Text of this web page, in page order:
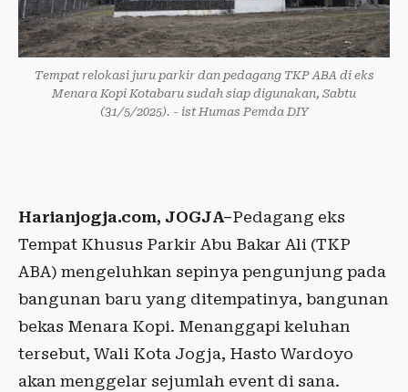
Tempat relokasi juru parkir dan pedagang TKP ABA di eks
Menara Kopi Kotabaru sudah siap digunakan, Sabtu
(31/5/2025). - ist Humas Pemda DIY
Harianjogja.com, JOGJA–Pedagang eks
Tempat Khusus Parkir Abu Bakar Ali (TKP
ABA) mengeluhkan sepinya pengunjung pada
bangunan baru yang ditempatinya, bangunan
bekas Menara Kopi. Menanggapi keluhan
tersebut, Wali Kota Jogja, Hasto Wardoyo
akan menggelar sejumlah event di sana.